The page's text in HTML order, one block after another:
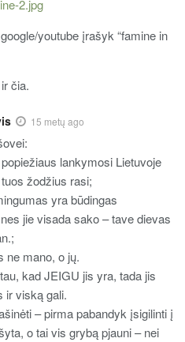
2.jpg
youtube įrašyk “famine in
čia.
15 metų ago
lankymosi Lietuvoje
žodžius rasi;
yra būdingas
jie visada sako – tave dievas
ne mano, o jų.
kad JEIGU jis yra, tada jis
ir viską gali.
– pirma pabandyk įsigilinti į
o tai vis grybą pjauni – nei